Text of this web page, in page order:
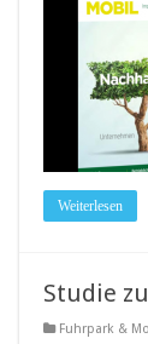
Weiterlesen
Studie
Fuhrpark &